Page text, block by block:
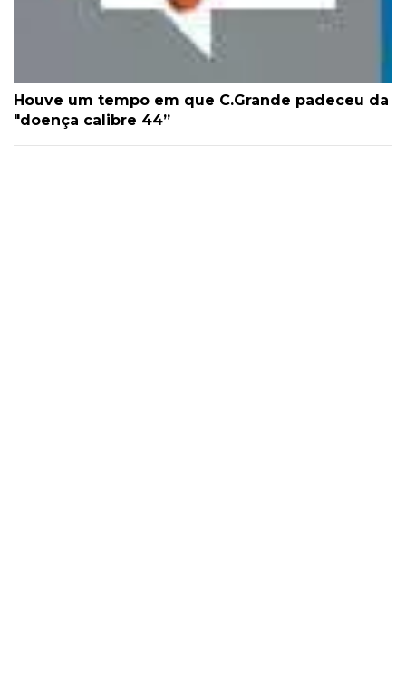
Houve um tempo em que C.Grande padeceu da
"doença calibre 44”